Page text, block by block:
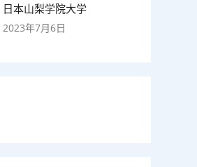
日本山梨学院大学
2023年7月6日